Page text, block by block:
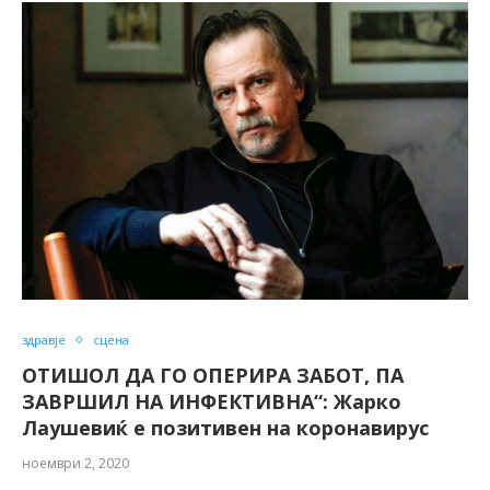
здравје сцена
ОТИШОЛ ДА ГО ОПЕРИРА ЗАБОТ, ПА
ЗАВРШИЛ НА ИНФЕКТИВНА“: Жарко
Лаушевиќ е позитивен на коронавирус
ноември 2, 2020